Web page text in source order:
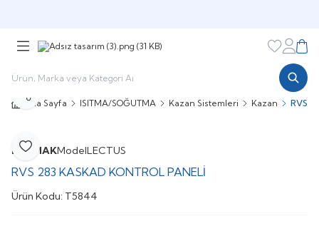
Favorilerim
Ana Sayfa ISITMA/SOĞUTMA Kazan Sistemleri Kazan RVS
Favoriye Ekle
Paylaş
BAYMAKModelLECTUS
RVS 283 KASKAD KONTROL PANELİ
Ürün Kodu: T5844